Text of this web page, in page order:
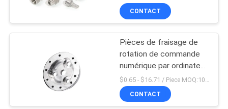
DE
CONTRÔLE
commande numérique
par ordinateur ont balayé
CONTACT
Pièces de fraisage de
rotation de commande
numérique par ordinateur
de la moto 0.05mm
d'OEM de fabrication
CONTACT